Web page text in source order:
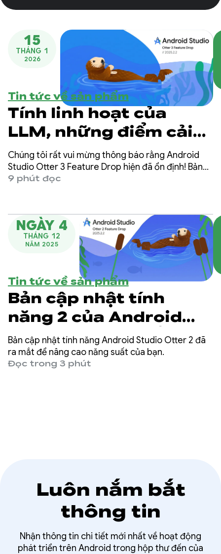
15
THÁNG 1
2026
Tin tức về sản phẩm
Tính linh hoạt của
LLM, những điểm cải
tiến về Chế độ tác
nhân và trải nghiệm
mới dựa trên tác nhân
tính năng Android
Studio Otter 3
Chúng tôi rất vui mừng thông báo rằng Android
Studio Otter 3 Feature Drop hiện đã ổn định! Bản
phát hành có nhiều tính năng này mang đến một
đến cho bạn sự linh hoạt và khả năng kiểm soát
cao hơn đối với cách bạn sử dụng AI để giúp bạn
tạo ứng dụng Android.
9 phút đọc
NGÀY 4
THÁNG 12
NĂM 2025
Tin tức về sản phẩm
Bản cập nhật tính
năng 2 của Android
Studio Otter đã ổn
định!
Bản cập nhật tính năng Android Studio Otter 2 đã
ra mắt để nâng cao năng suất của bạn.
Đọc trong 3 phút
Luôn nắm bắt
thông tin
Nhận thông tin chi tiết mới nhất về hoạt động
phát triển trên Android trong hộp thư đến của